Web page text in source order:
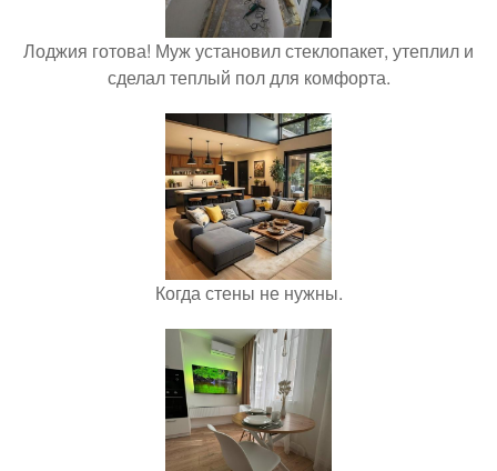
Лоджия готова! Муж установил стеклопакет, утеплил и
сделал теплый пол для комфорта.
Когда стены не нужны.